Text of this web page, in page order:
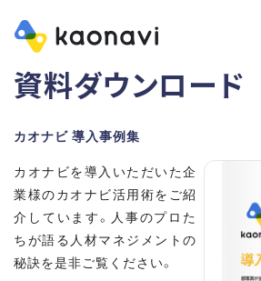
資料ダウンロード
カオナビ 導入事例集
カオナビを導入いただいた企
業様のカオナビ活用術をご紹
介しています。人事のプロた
ちが語る人材マネジメントの
秘訣を是非ご覧ください。